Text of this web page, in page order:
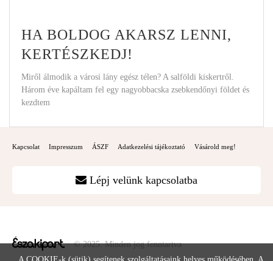
HA BOLDOG AKARSZ LENNI,
KERTÉSZKEDJ!
Miről álmodik a városi lány egész télen? A salföldi kiskertről.
Három éve kapáltam fel egy nagyobbacska zsebkendőnyi földet és
kezdtem
Kapcsolat Impresszum ÁSZF Adatkezelési tájékoztató Vásárold meg!
Lépj velünk kapcsolatba
© 2025. Minden jog fenntartva